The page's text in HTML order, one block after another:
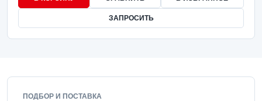
ЗАПРОСИТЬ
ПОДБОР И ПОСТАВКА